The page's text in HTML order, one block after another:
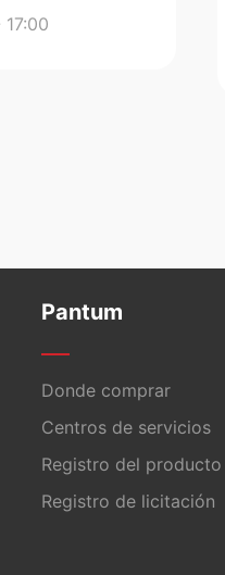
Pantum
Donde comprar
Centros de servicios
Registro del producto
Registro de licitación